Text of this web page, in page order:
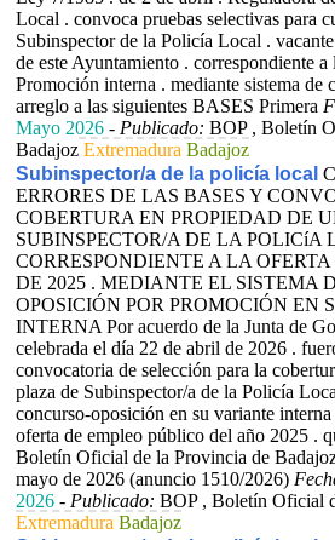
Local . convoca pruebas selectivas para
Subinspector de la Policía Local .
de este Ayuntamiento . correspondiente
Promoción interna . mediante sistema de
arreglo a las siguientes BASES Primera
Mayo 2026 - Publicado: BOP , Boletín
Badajoz Extremadura Badajoz
Subinspector/a de la policía local
ERRORES DE LAS BASES Y
COBERTURA EN PROPIEDAD DE
SUBINSPECTOR/A DE LA POLICíA
CORRESPONDIENTE A LA
DE 2025 . MEDIANTE EL SISTEMA
OPOSICIÓN POR PROMOCIÓN EN
INTERNA Por acuerdo de la Junta de
celebrada el día 22 de abril de 2026 .
convocatoria de selección para la
plaza de Subinspector/a de la Policía
concurso-oposición en su variante
oferta de empleo público del año 2025 .
Boletín Oficial de la Provincia de
mayo de 2026 (anuncio 1510/2026)
2026 - Publicado: BOP , Boletín Oficial
Extremadura Badajoz